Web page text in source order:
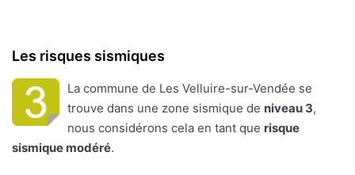
Les risques sismiques
La commune de Les Velluire-sur-Vendée se
trouve dans une zone sismique de niveau 3,
nous considérons cela en tant que risque
sismique modéré.